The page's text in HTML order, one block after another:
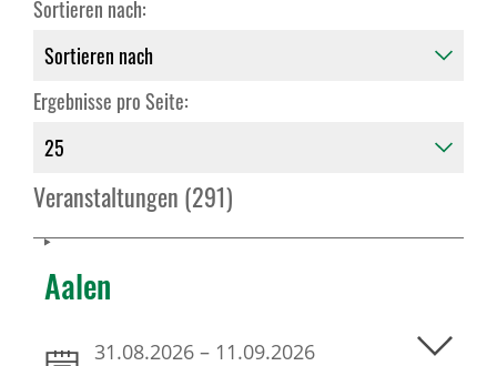
Sortieren nach:
Ergebnisse pro Seite:
Veranstaltungen (291)
Aalen
31.08.2026 – 11.09.2026